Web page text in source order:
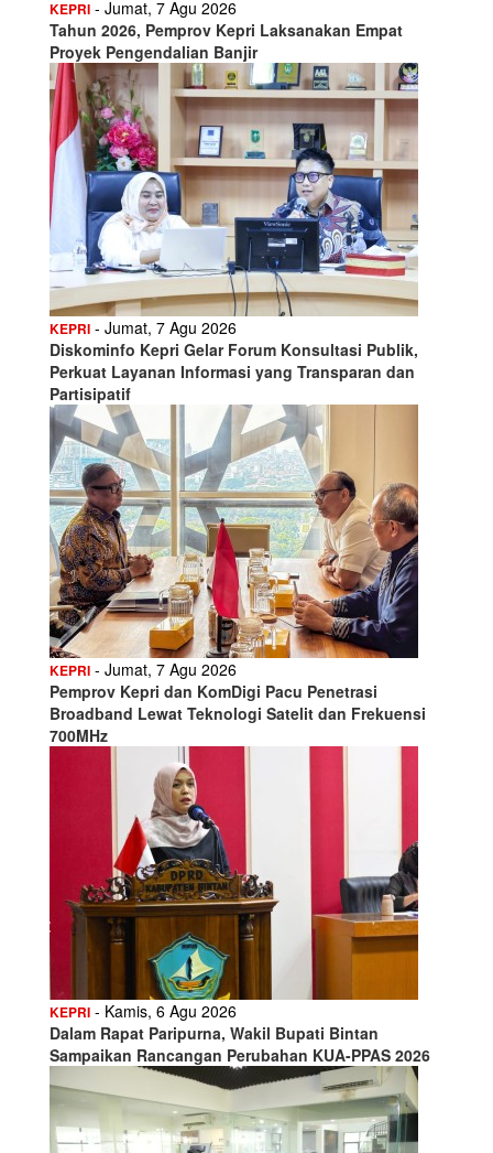
KEPRI - Jumat, 7 Agu 2026
Tahun 2026, Pemprov Kepri Laksanakan Empat
Proyek Pengendalian Banjir
KEPRI - Jumat, 7 Agu 2026
Diskominfo Kepri Gelar Forum Konsultasi Publik,
Perkuat Layanan Informasi yang Transparan dan
Partisipatif
KEPRI - Jumat, 7 Agu 2026
Pemprov Kepri dan KomDigi Pacu Penetrasi
Broadband Lewat Teknologi Satelit dan Frekuensi
700MHz
KEPRI - Kamis, 6 Agu 2026
Dalam Rapat Paripurna, Wakil Bupati Bintan
Sampaikan Rancangan Perubahan KUA-PPAS 2026